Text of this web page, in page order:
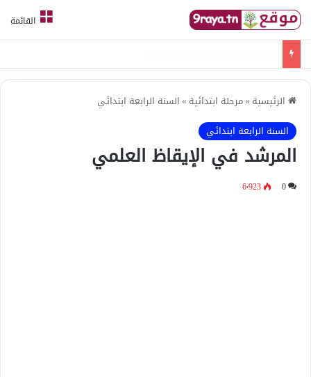
القائمة
الرئيسية »مرحلة ابتدائية »السنة الرابعة ابتدائي
السنة الرابعة ابتدائي
المرشد في الإيقاظ العلمي
0 6٬923